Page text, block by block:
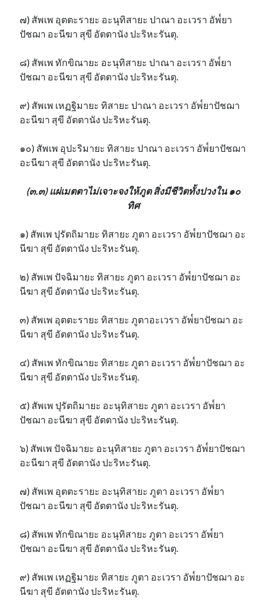
๗) สัพเพ อุตตะรายะ อะนุทิสายะ ปาณา อะเวรา อัพ๎ยา
ปัชฌา อะนีฆา สุขี อัตตานัง ปะริหะรันตุ.
๘) สัพเพ ทักขิณายะ อะนุทิสายะ ปาณา อะเวรา อัพ๎ยา
ปัชฌา อะนีฆา สุขี อัตตานัง ปะริหะรันตุ.
๙) สัพเพ เหฏฐิมายะ ทิสายะ ปาณา อะเวรา อัพ๎ยาปัชฌา
อะนีฆา สุขี อัตตานัง ปะริหะรันตุ.
๑๐) สัพเพ อุปะริมายะ ทิสายะ ปาณา อะเวรา อัพ๎ยาปัชฌา
อะนีฆา สุขี อัตตานัง ปะริหะรันตุ.
(๓.๓) แผ่เมตตาไม่เจาะจงให้ภูต สิ่งมีชีวิตทั้งปวงใน ๑๐
ทิศ
๑) สัพเพ ปุรัตถิมายะ ทิสายะ ภูตา อะเวรา อัพ๎ยาปัชฌา อะ
นีฆา สุขี อัตตานัง ปะริหะรันตุ.
๒) สัพเพ ปัจฉิมายะ ทิสายะ ภูตา อะเวรา อัพ๎ยาปัชฌา อะ
นีฆา สุขี อัตตานัง ปะริหะรันตุ.
๓) สัพเพ อุตตะรายะ ทิสายะ ภูตาอะเวรา อัพ๎ยาปัชฌา อะ
นีฆา สุขี อัตตานัง ปะริหะรันตุ.
๔) สัพเพ ทักขิณายะ ทิสายะ ภูตา อะเวรา อัพ๎ยาปัชฌา อะ
นีฆา สุขี อัตตานัง ปะริหะรันตุ.
๕) สัพเพ ปุรัตถิมายะ อะนุทิสายะ ภูตา อะเวรา อัพ๎ยา
ปัชฌา อะนีฆา สุขี อัตตานัง ปะริหะรันตุ.
๖) สัพเพ ปัจฉิมายะ อะนุทิสายะ ภูตา อะเวรา อัพ๎ยาปัชฌา
อะนีฆา สุขี อัตตานัง ปะริหะรันตุ.
๗) สัพเพ อุตตะรายะ อะนุทิสายะ ภูตา อะเวรา อัพ๎ยา
ปัชฌา อะนีฆา สุขี อัตตานัง ปะริหะรันตุ.
๘) สัพเพ ทักขิณายะ อะนุทิสายะ ภูตา อะเวรา อัพ๎ยา
ปัชฌา อะนีฆา สุขี อัตตานัง ปะริหะรันตุ.
๙) สัพเพ เหฏฐิมายะ ทิสายะ ภูตา อะเวรา อัพ๎ยาปัชฌา อะ
นีฆา สุขี อัตตานัง ปะริหะรันตุ.